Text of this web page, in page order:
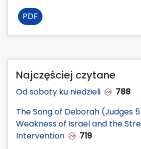
PDF
Najczęściej czytane
Od soboty ku niedzieli
788
The Song of Deborah (Judges
Weakness of Israel and the
Intervention
719